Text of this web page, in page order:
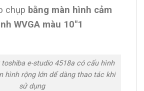
chụp bằng màn hình cảm
WVGA màu 10″1
e-studio 4518a có cấu hình
hình rộng lớn dể dàng thao tác khi
sử dụng